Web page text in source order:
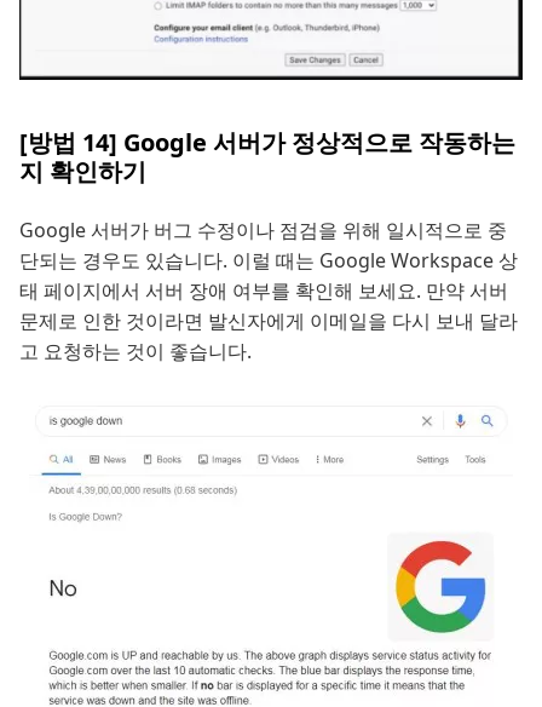
[방법 14] Google 서버가 정상적으로 작동하는
지 확인하기
Google 서버가 버그 수정이나 점검을 위해 일시적으로 중
단되는 경우도 있습니다. 이럴 때는 Google Workspace 상
태 페이지에서 서버 장애 여부를 확인해 보세요. 만약 서버
문제로 인한 것이라면 발신자에게 이메일을 다시 보내 달라
고 요청하는 것이 좋습니다.